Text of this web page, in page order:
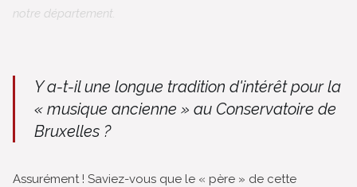
notre département.
Y a-t-il une longue tradition d'intérêt pour la
« musique ancienne » au Conservatoire de
Bruxelles ?
Assurément ! Saviez-vous que le « père » de cette